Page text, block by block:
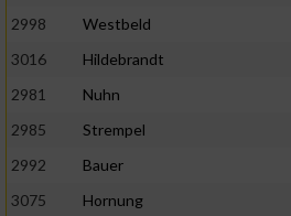
2998
Westbeld
3016
Hildebrandt
2981
Nuhn
2985
Strempel
2992
Bauer
3075
Hornung